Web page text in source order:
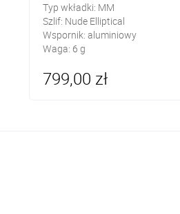
Typ wkładki: MM
Szlif: Nude Elliptical
Wspornik: aluminiowy
Waga: 6 g
799,00 zł